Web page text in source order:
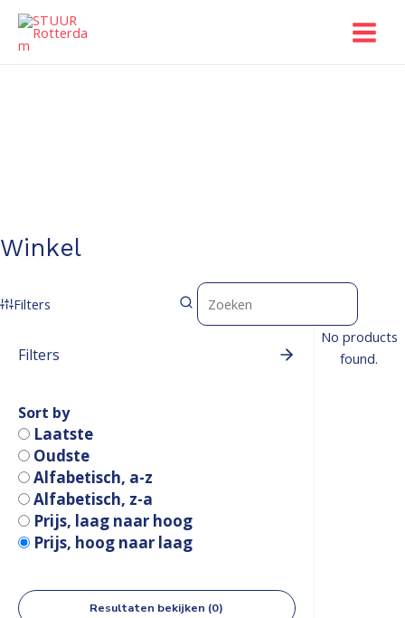
naar
Menu
Winkel
Filters
Filters
Sort by
Laatste
Oudste
Alfabetisch, a-z
Alfabetisch, z-a
Prijs, laag naar hoog
Prijs, hoog naar laag
Resultaten bekijken (0)
No products
found.